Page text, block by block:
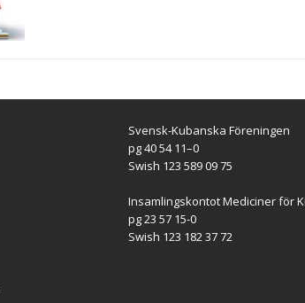
Svensk-Kubanska Föreningen
pg 40 54 11–0
Swish 123 589 09 75
Insamlingskontot Mediciner för
pg 23 57 15-0
Swish 123 182 37 72